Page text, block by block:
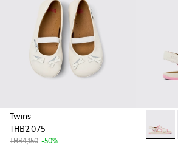
Twins
THB2,075
THB4,150 -50%
Bicho